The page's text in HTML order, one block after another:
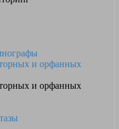
и орфанных
и орфанных